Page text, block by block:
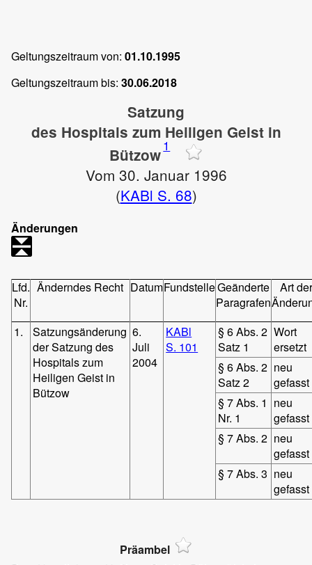
Geltungszeitraum von: 01.10.1995
Geltungszeitraum bis: 30.06.2018
Satzung
des Hospitals zum Heiligen Geist in
Bützow1
Vom 30. Januar 1996
(KABl S. 68)
Änderungen
Lfd.
Nr.
Änderndes Recht DatumFundstelleGeänderte
Paragrafen
Art der
1.
Satzungsänderung
der Satzung des
Hospitals zum
Heiligen Geist in
Bützow
6.
Juli
2004
KABl
S. 101
§ 6 Abs. 2
Satz 1
Wort
ersetzt
§ 6 Abs. 2
Satz 2
neu
gefasst
§ 7 Abs. 1
Nr. 1
neu
gefasst
§ 7 Abs. 2 neu
gefasst
§ 7 Abs. 3 neu
gefasst
Präambel